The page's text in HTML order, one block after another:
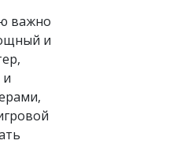
важно
и